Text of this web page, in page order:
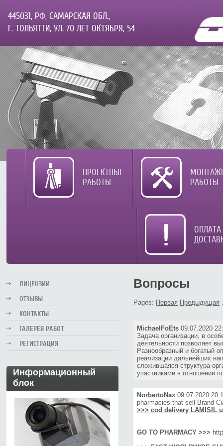
445031, РФ, САМАРСКАЯ ОБЛ.,
Г. ТОЛЬЯТТИ, УЛ. 70 ЛЕТ ОКТЯБРЯ, 54
ПРОЕКТНЫЕ
РАБОТЫ
РАБОТЫ
ОПЛАТА
Вопросы
Pages: Первая Предыдущая
MichaelFoEts 09.07.2020
Задача организации, в
деятельности позволяет
Разнообразный и богатый
реализации дальнейших
сложившаяся структура
участниками в отношении
NorbertoNax 09.07.2020
pharmacies that sell Brand
>>> cod delivery LAMISIL
GO TO PHARMACY >>>
ЛИЦЕНЗИИ
ОТЗЫВЫ
КОНТАКТЫ
ГАЛЕРЕЯ РАБОТ
РЕГИСТРАЦИЯ
Информационный
блок